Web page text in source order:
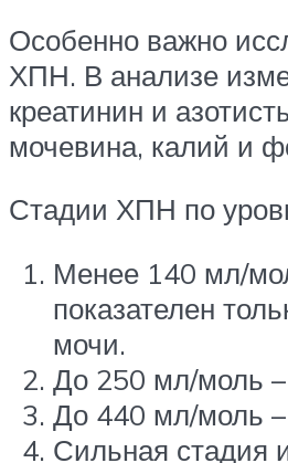
Особенно важно
ХПН. В анализе
креатинин и
мочевина, калий и
Стадии ХПН по
Менее 140 мл/
показателен
мочи.
До 250 мл/моль –
До 440 мл/моль
Сильная стадия